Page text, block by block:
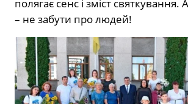
полягає сенс і зміст
– не забути про людей!